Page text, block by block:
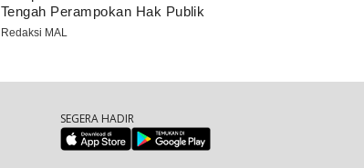
Tengah Perampokan Hak Publik
Redaksi MAL
SEGERA HADIR